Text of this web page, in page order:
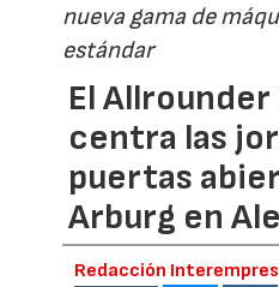
nueva gama de
estándar
El Allrounder
centra las
puertas
Arburg en
Redacción